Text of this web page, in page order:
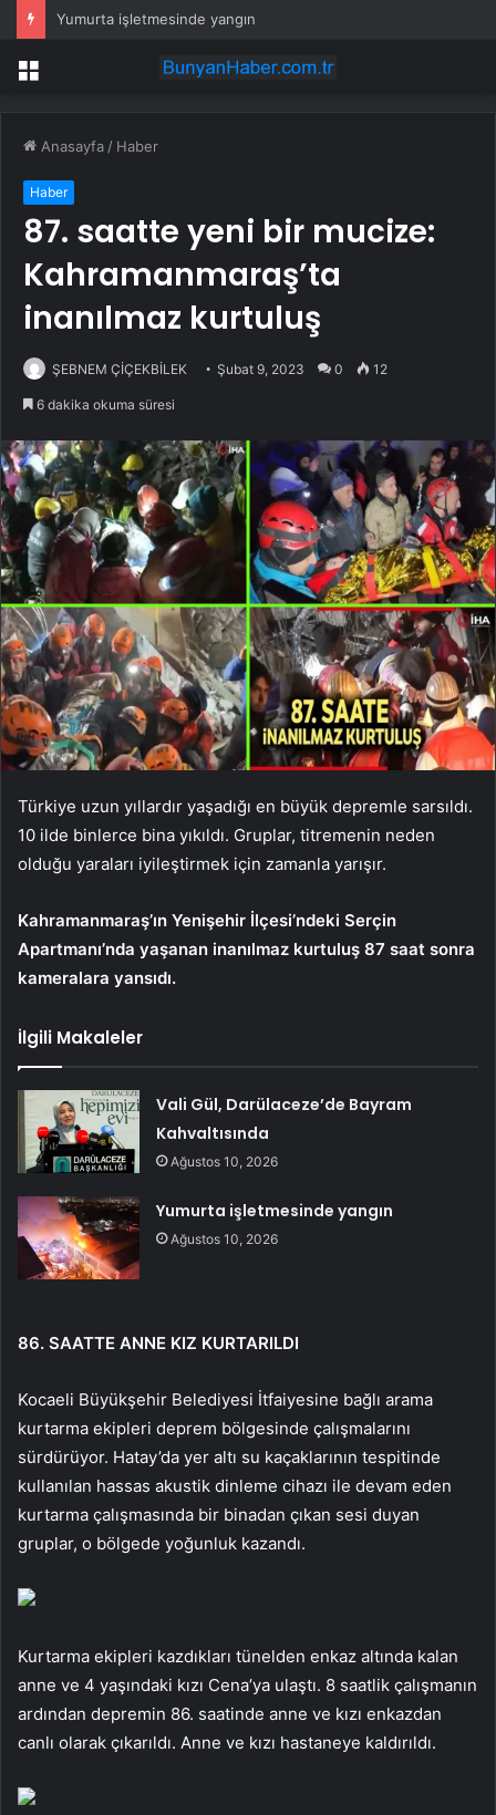
Kurban Keserken Yaralananların Acil Servis Başvuruları
Menü
Anasayfa / Haber
Haber
87. saatte yeni bir mucize:
Kahramanmaraş’ta
inanılmaz kurtuluş
ŞEBNEM ÇİÇEKBİLEK Şubat 9, 2023 0 12
6 dakika okuma süresi
Türkiye uzun yıllardır yaşadığı en büyük depremle sarsıldı.
10 ilde binlerce bina yıkıldı. Gruplar, titremenin neden
olduğu yaraları iyileştirmek için zamanla yarışır.
Kahramanmaraş’ın Yenişehir İlçesi’ndeki Serçin
Apartmanı’nda yaşanan inanılmaz kurtuluş 87 saat sonra
kameralara yansıdı.
İlgili Makaleler
Vali Gül, Darülaceze’de Bayram
Kahvaltısında
Ağustos 10, 2026
Yumurta işletmesinde yangın
Ağustos 10, 2026
86. SAATTE ANNE KIZ KURTARILDI
Kocaeli Büyükşehir Belediyesi İtfaiyesine bağlı arama
kurtarma ekipleri deprem bölgesinde çalışmalarını
sürdürüyor. Hatay’da yer altı su kaçaklarının tespitinde
kullanılan hassas akustik dinleme cihazı ile devam eden
kurtarma çalışmasında bir binadan çıkan sesi duyan
gruplar, o bölgede yoğunluk kazandı.
Kurtarma ekipleri kazdıkları tünelden enkaz altında kalan
anne ve 4 yaşındaki kızı Cena’ya ulaştı. 8 saatlik çalışmanın
ardından depremin 86. saatinde anne ve kızı enkazdan
canlı olarak çıkarıldı. Anne ve kızı hastaneye kaldırıldı.